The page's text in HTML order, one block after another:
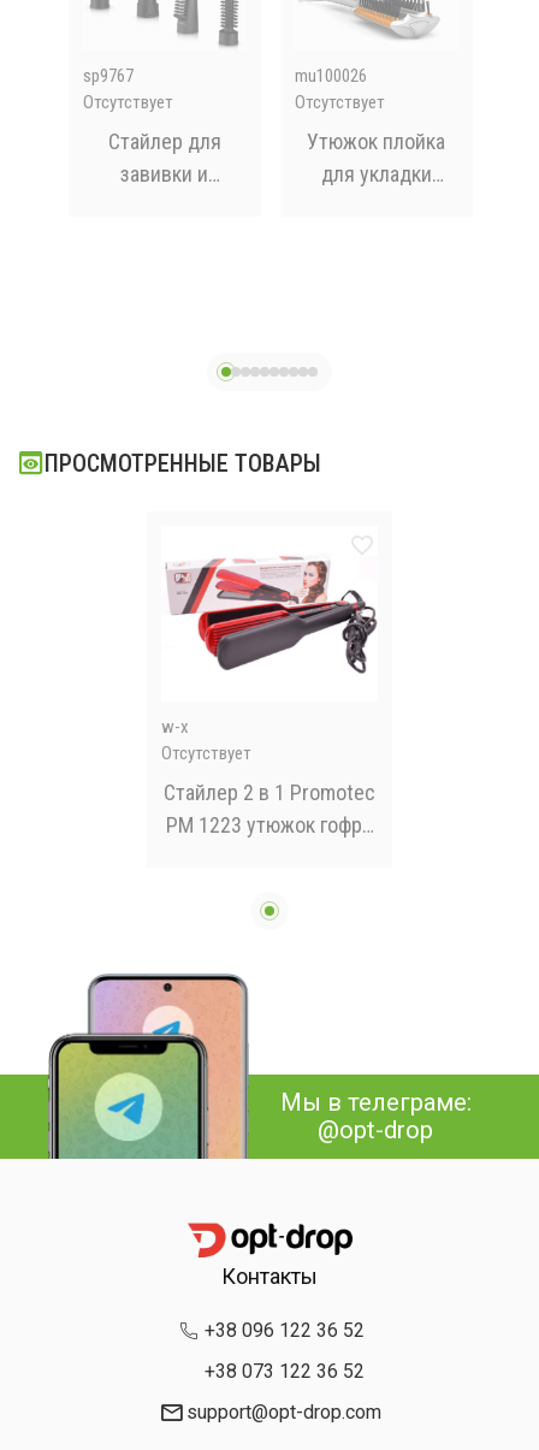
sp9767
Отсутствует
Стайлер для
завивки и
mu100026
Отсутствует
Утюжок плойка
для укладки
ПРОСМОТРЕННЫЕ ТОВАРЫ
w-x
Отсутствует
Стайлер 2 в 1 Promotec
PM 1223 утюжок гофре
Мы в телеграме:
@opt-drop
Контакты
+38 096 122 36 52
+38 073 122 36 52
support@opt-drop.com